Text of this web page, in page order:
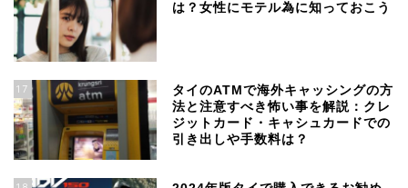
は？女性にモテル為に知っておこう
17
タイのATMで海外キャッシングの方
法と注意すべき怖い事を解説：クレ
ジットカード・キャシュカードでの
引き出しや手数料は？